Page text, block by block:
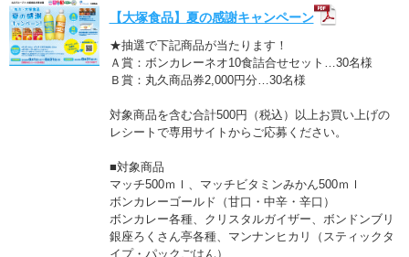
【大塚食品】夏の感謝キャンペーン
★抽選で下記商品が当たります！
Ａ賞：ボンカレーネオ10食詰合せセット…30名様
Ｂ賞：丸久商品券2,000円分…30名様
対象商品を含む合計500円（税込）以上お買い上げの
レシートで専用サイトからご応募ください。
■対象商品
マッチ500ｍｌ、マッチビタミンみかん500ｍｌ
ボンカレーゴールド（甘口・中辛・辛口）
ボンカレー各種、クリスタルガイザー、ボンドンブリ
銀座ろくさん亭各種、マンナンヒカリ（スティックタ
イプ・パックごはん）